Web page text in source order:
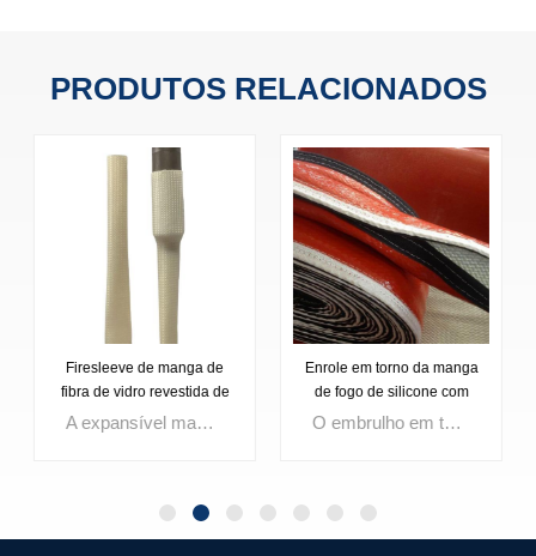
PRODUTOS RELACIONADOS
Enrole em torno da manga
de fogo de silicone com
fechamento de loop de
O embrulho em torno da manga de fogo de silicone com gancho de velcro e fechamento de loop fornece proteção superior para cabos, mangueiras e tubos em ambientes de alta temperatura de até 250ºC Feito a partir de malha industrial ou de fogo trançado de grau aeroespacial com um revestimento de silicone, resiste a chamas, salpicos derretidos e fluidos industriais Seu design fácil de instalar com um fechamento de velcro permite aplicação rápida sem desconectar linhas, tornando-o ideal para fornos de arco elétrico (EAF), isolamento de tubo quente e aplicações de soldagem.
Clanta de alta temperatura
fez manga de fogo de
silicone com velcroA manta de alta temperatura feita na manga de fogo de silicone com velcro é criada a partir de um cobertor de alta temperatura de 96 onças com um tecido de base de fibra de vidro eletrônico Possui um revestimento espesso de borracha de silicone que repele salpicos derretidos antes que a transferência de calor ocorra Ideal para uso em fornos de arco elétrico (EAF) e outros ambientes extremos, esta luva ajustada é equipada com um fechamento de gancho e loop de alta temperatura para facilitar a instalação sem desconectar os cabos, proporcionando calor, impacto e resistência à resistência derretida.